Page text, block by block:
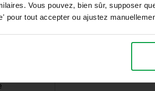
Vous pouvez, bien sûr, supposer
pour tout accepter ou ajustez
et